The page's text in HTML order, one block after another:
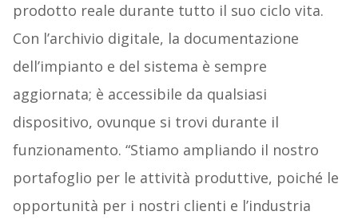
prodotto reale durante tutto il suo ciclo vita.
Con l’archivio digitale, la documentazione
dell’impianto e del sistema è sempre
aggiornata; è accessibile da qualsiasi
dispositivo, ovunque si trovi durante il
funzionamento. “Stiamo ampliando il nostro
portafoglio per le attività produttive, poiché le
opportunità per i nostri clienti e l’industria